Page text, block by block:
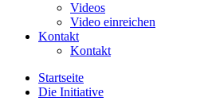
Videos
Video einreichen
Kontakt
Kontakt
Startseite
Die Initiative